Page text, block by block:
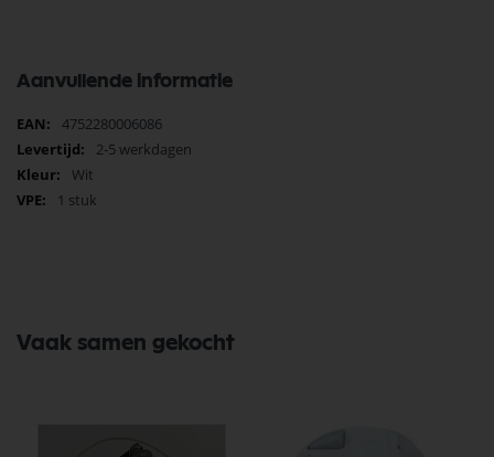
Aanvullende informatie
Meer
informatie
4752280006086
2-5 werkdagen
Wit
1 stuk
Vaak samen gekocht